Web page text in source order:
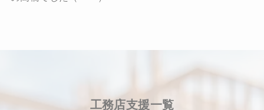
工務店支援一覧